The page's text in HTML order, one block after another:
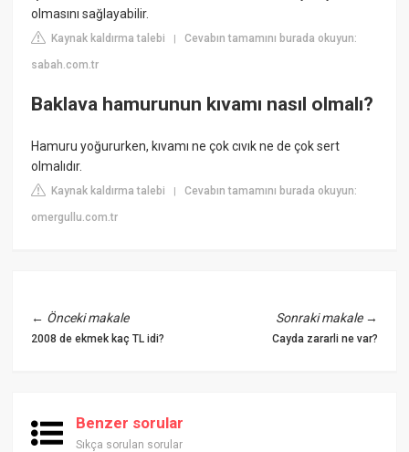
olmasını sağlayabilir.
Kaynak kaldırma talebi |Cevabın tamamını burada okuyun:
sabah.com.tr
Baklava hamurunun kıvamı nasıl olmalı?
Hamuru yoğururken, kıvamı ne çok cıvık ne de çok sert
olmalıdır.
Kaynak kaldırma talebi |Cevabın tamamını burada okuyun:
omergullu.com.tr
← Önceki makale
2008 de ekmek kaç TL idi?
Sonraki makale→
Cayda zararli ne var?
Benzer sorular
Sıkça sorulan sorular